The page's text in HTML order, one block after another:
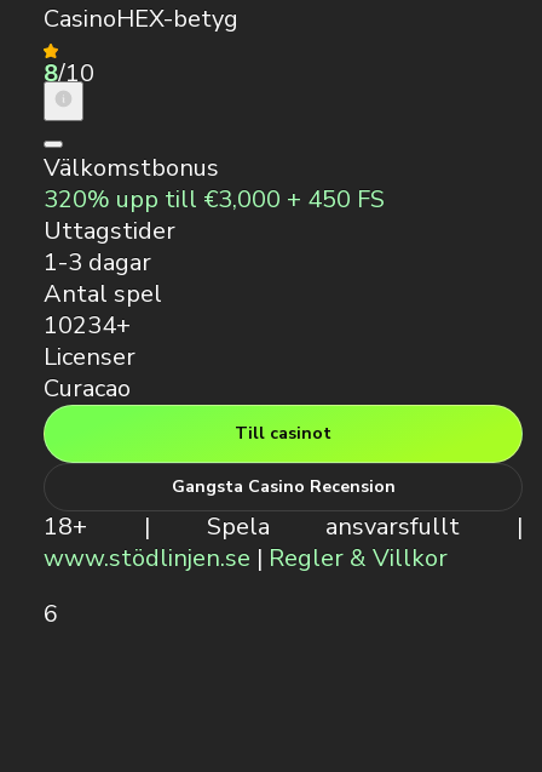
CasinoHEX-betyg
8/10
Välkomstbonus
320% upp till €3,000 + 450 FS
Uttagstider
1-3 dagar
Antal spel
10234+
Licenser
Curacao
Till casinot
Gangsta Casino Recension
18+ | Spela ansvarsfullt |
www.stödlinjen.se | Regler & Villkor
6